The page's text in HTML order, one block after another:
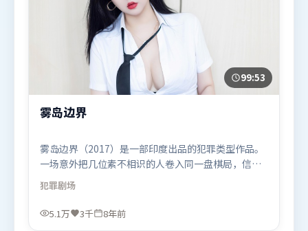
99:53
雾岛边界
雾岛边界（2017）是一部印度出品的犯罪类型作品。
一场意外把几位素不相识的人卷入同一盘棋局，信任
与背叛交替上演。高潮段落信息密度高，情绪释放与
主题回扣同时完成。由薛晓路执导，杨紫、黄政民、
奥卡菲娜，苍井优、沈腾、古天乐等联袂出演。影片
犯罪剧场
5.1万 3千 8年前